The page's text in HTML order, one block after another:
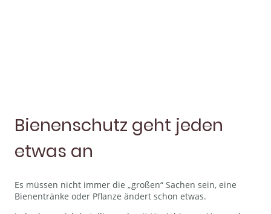
Bienenschutz geht jeden
etwas an
Es müssen nicht immer die „großen“ Sachen sein, eine
Bienentränke oder Pflanze ändert schon etwas.